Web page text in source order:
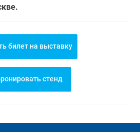
билет на выставку
стенд